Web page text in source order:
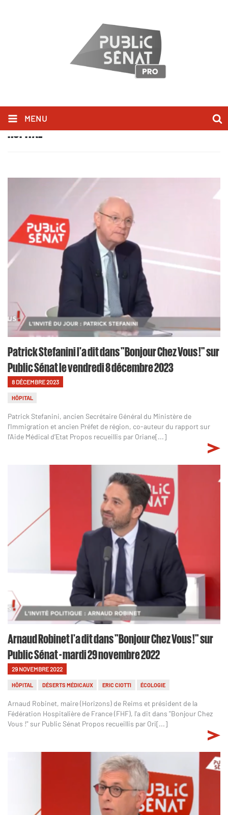
MENU
HÔPITAL
Patrick Stefanini l'a dit dans "Bonjour Chez Vous !" sur
Public Sénat le vendredi 8 décembre 2023
8 DÉCEMBRE 2023
HÔPITAL
Patrick Stefanini, ancien Secrétaire Général du Ministère de
l’Immigration et ancien Préfet de région, co-auteur du rapport sur
l’Aide Médical d’Etat Propos recueillis par Oriane[...]
Arnaud Robinet l'a dit dans "Bonjour Chez Vous !" sur
Public Sénat - mardi 29 novembre 2022
29 NOVEMBRE 2022
HÔPITAL DÉSERTS MÉDICAUX ERIC CIOTTI ÉCOLOGIE
Arnaud Robinet, maire (Horizons) de Reims et président de la
Fédération Hospitalière de France (FHF), l'a dit dans "Bonjour Chez
Vous !" sur Public Sénat Propos recueillis par Ori[...]